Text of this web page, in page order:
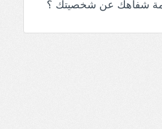
شفاهك عن شخصيتك ؟